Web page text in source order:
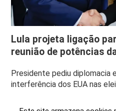
Lula projeta ligação
reunião de potências
Presidente pediu diplomacia
interferência dos EUA nas